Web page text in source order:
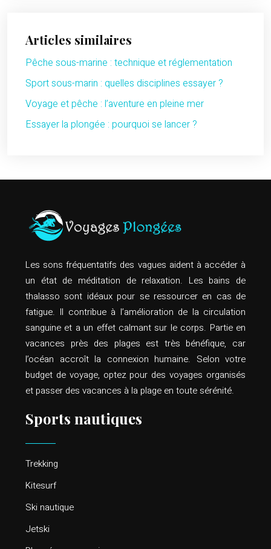
Articles similaires
Pêche sous-marine : technique et réglementation
Sport sous-marin : quelles disciplines essayer ?
Voyage et pêche : l’aventure en pleine mer
Essayer la plongée : pourquoi se lancer ?
Les sons fréquentatifs des vagues aident à accéder à
un état de méditation de relaxation. Les bains de
thalasso sont idéaux pour se ressourcer en cas de
fatigue. Il contribue à l’amélioration de la circulation
sanguine et a un effet calmant sur le corps. Partie en
vacances près des plages est très bénéfique, car
l’océan accroît la connexion humaine. Selon votre
budget de voyage, optez pour des voyages organisés
et passer des vacances à la plage en toute sérénité.
Sports nautiques
Trekking
Kitesurf
Ski nautique
Jetski